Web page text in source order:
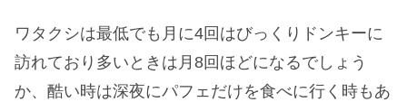
ワタクシは最低でも月に4回はびっくりドンキーに
訪れており多いときは月8回ほどになるでしょう
か、酷い時は深夜にパフェだけを食べに行く時もあ